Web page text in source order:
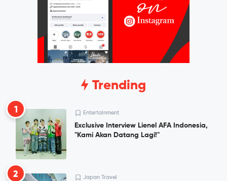
Trending
1 Entertainment
Exclusive Interview Lienel AFA Indonesia,
"Kami Akan Datang Lagi!"
2 Japan Travel